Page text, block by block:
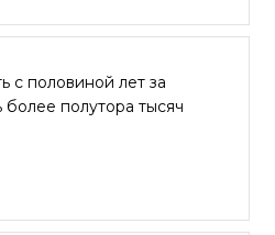
с половиной лет за
полутора тысяч